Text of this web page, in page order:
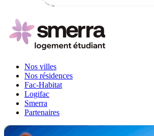
Nos villes
Nos résidences
Fac-Habitat
Logifac
Smerra
Partenaires